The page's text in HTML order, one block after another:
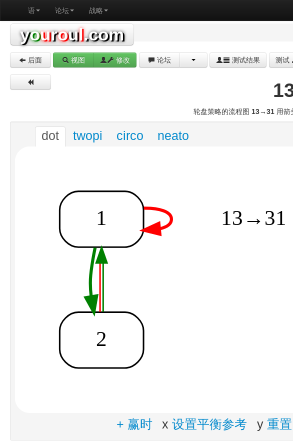
语 论坛 战略
youroul.com
后面 视图 修改 论坛 测试结果 测试
轮盘策略的流程图 13→31 用箭
dot twopi circo neato
+ 赢时 x设置平衡参考 y 重